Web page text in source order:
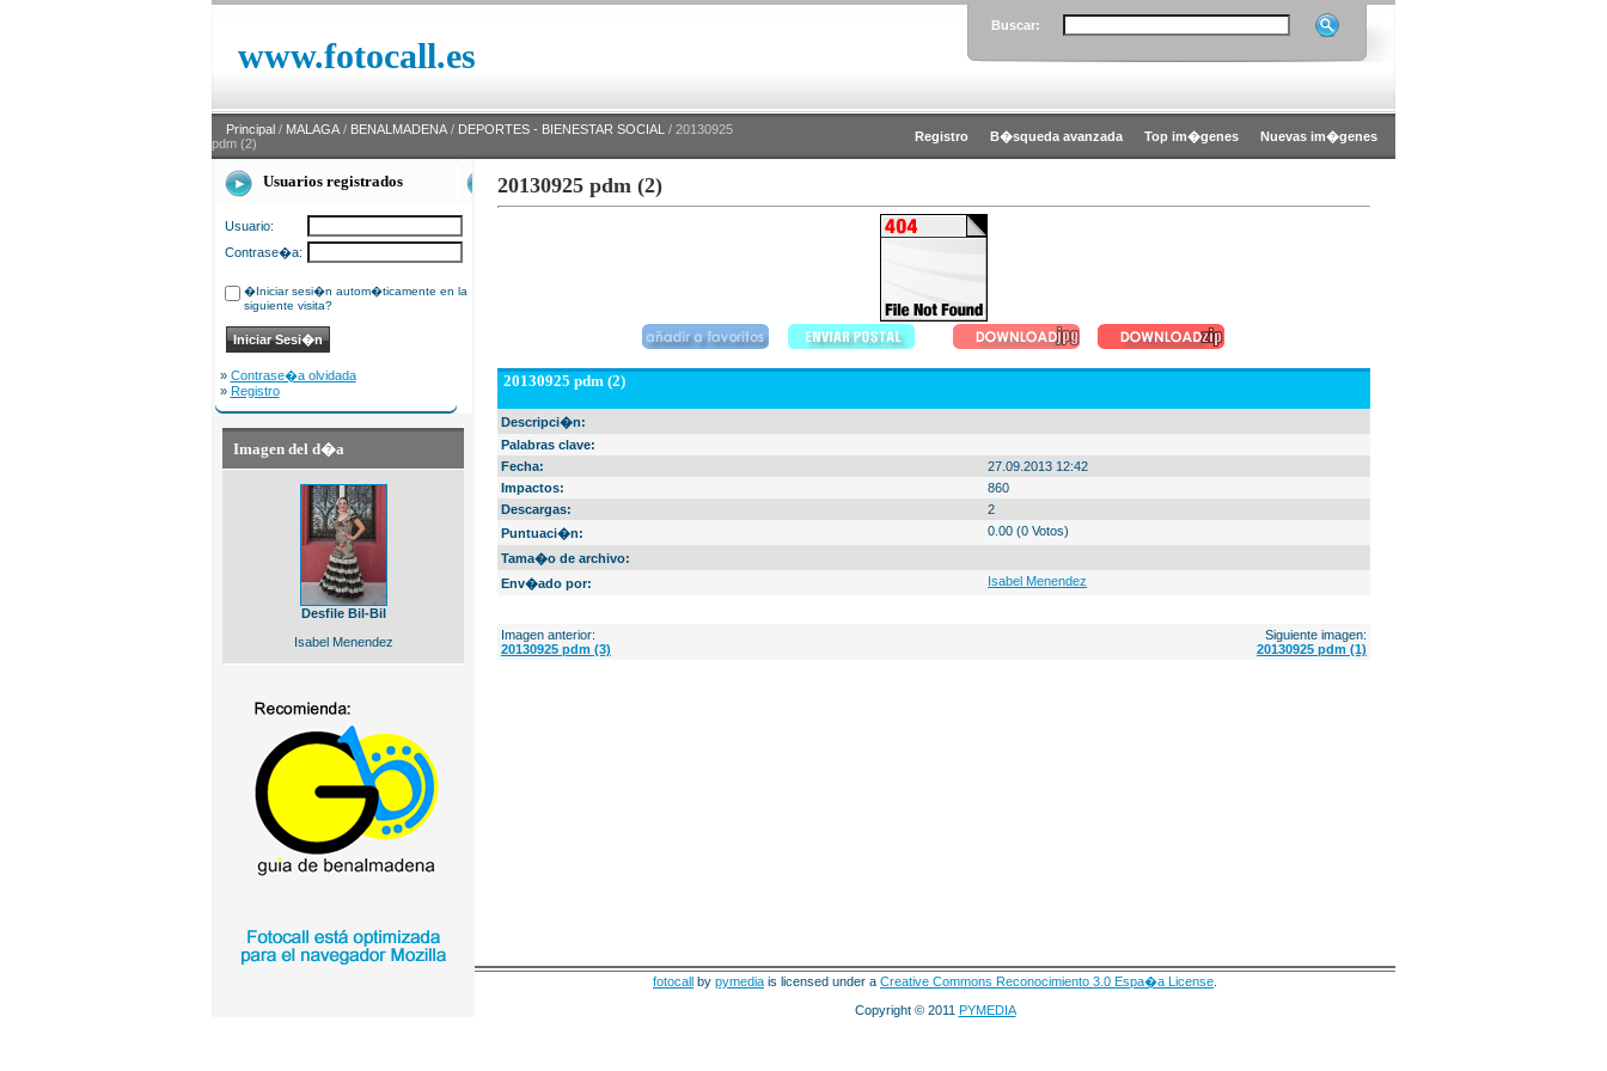
www.fotocall.es
Buscar:
Principal / MALAGA / BENALMADENA / DEPORTES - BIENESTAR SOCIAL / 20130925
pdm (2)
Registro B�squeda avanzada Top im�genes Nuevas im�genes
Usuarios registrados
Usuario:
Contrase�a:
�Iniciar sesi�n autom�ticamente en la
siguiente visita?
» Contrase�a olvidada
» Registro
Imagen del d�a
Desfile Bil-Bil
Isabel Menendez
20130925 pdm (2)
20130925 pdm (2)
Descripci�n:
Palabras clave:
Fecha:
27.09.2013 12:42
Impactos:
860
Descargas:
2
Puntuaci�n:
0.00 (0 Votos)
Tama�o de archivo:
Env�ado por:
Isabel Menendez
Imagen anterior:
20130925 pdm (3)
Siguiente imagen:
20130925 pdm (1)
fotocall by pymedia is licensed under a Creative Commons Reconocimiento 3.0 Espa�a License
Copyright © 2011 PYMEDIA